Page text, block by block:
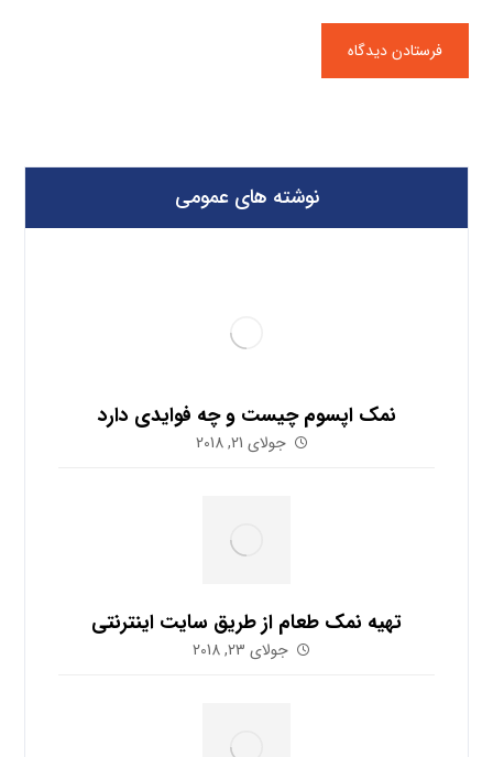
نوشته های عمومی
نمک اپسوم چیست و چه فوایدی دارد
جولای 21, 2018
تهیه نمک طعام از طریق سایت اینترنتی
جولای 23, 2018